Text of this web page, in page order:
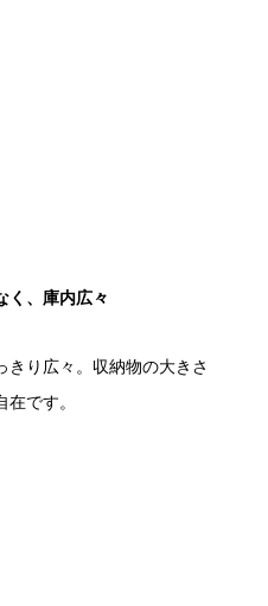
く、庫内広々
きり広々。収納物の大きさ
です。